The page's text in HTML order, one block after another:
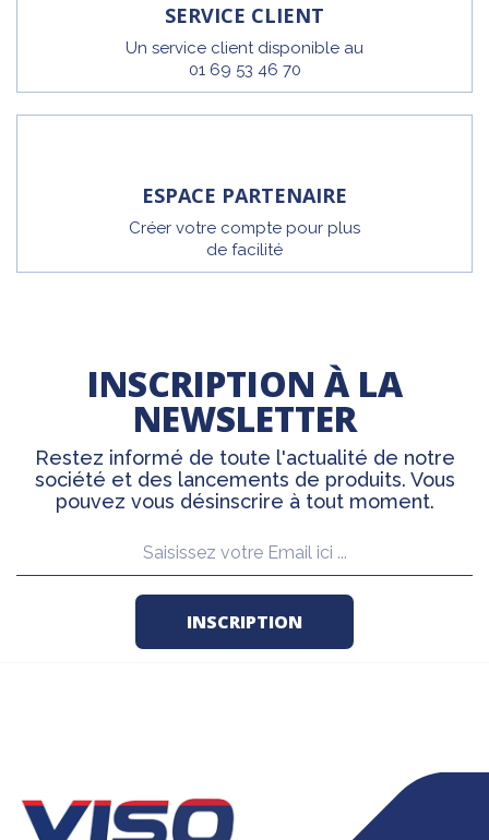
SERVICE CLIENT
Un service client disponible au
01 69 53 46 70
ESPACE PARTENAIRE
Créer votre compte pour plus
de facilité
INSCRIPTION À LA
NEWSLETTER
Restez informé de toute l'actualité de notre
société et des lancements de produits. Vous
pouvez vous désinscrire à tout moment.